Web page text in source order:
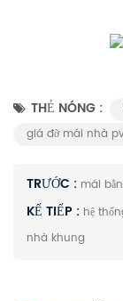
THẺ NÓNG :
giá đỡ mái nhà
TRƯỚC : mái
KẾ TIẾP : hệ
nhà khung